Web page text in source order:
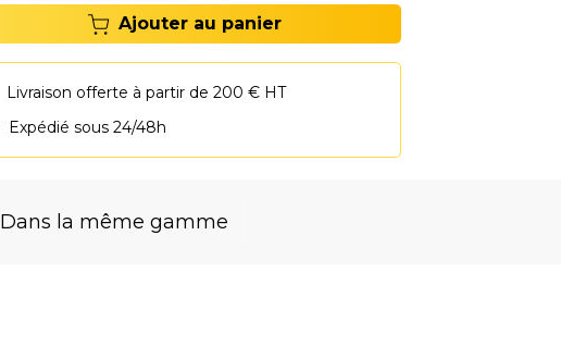
Ajouter au panier
Livraison offerte à partir de 200 € HT
Expédié sous 24/48h
Dans la même gamme